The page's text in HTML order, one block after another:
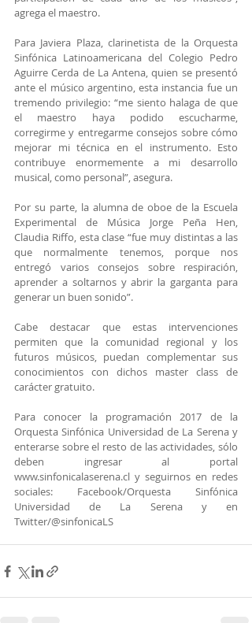
agrega el maestro.
Para Javiera Plaza, clarinetista de la Orquesta
Sinfónica Latinoamericana del Colegio Pedro
Aguirre Cerda de La Antena, quien se presentó
ante el músico argentino, esta instancia fue un
tremendo privilegio: “me siento halaga de que
el maestro haya podido escucharme,
corregirme y entregarme consejos sobre cómo
mejorar mi técnica en el instrumento. Esto
contribuye enormemente a mi desarrollo
musical, como personal”, asegura.
Por su parte, la alumna de oboe de la Escuela
Experimental de Música Jorge Peña Hen,
Claudia Riffo, esta clase “fue muy distintas a las
que normalmente tenemos, porque nos
entregó varios consejos sobre respiración,
aprender a soltarnos y abrir la garganta para
generar un buen sonido”.
Cabe destacar que estas intervenciones
permiten que la comunidad regional y los
futuros músicos, puedan complementar sus
conocimientos con dichos master class de
carácter gratuito.
Para conocer la programación 2017 de la
Orquesta Sinfónica Universidad de La Serena y
enterarse sobre el resto de las actividades, sólo
deben ingresar al portal
www.sinfonicalaserena.cl y seguirnos en redes
sociales: Facebook/Orquesta Sinfónica
Universidad de La Serena y en
Twitter/@sinfonicaLS